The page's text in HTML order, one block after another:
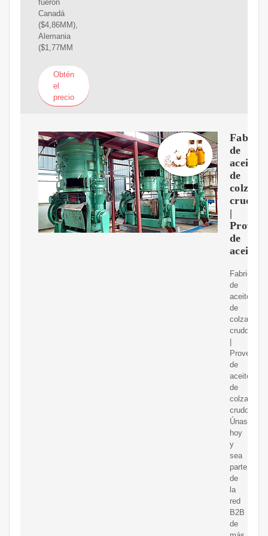
fueron
Canadá
($4,86MM),
Alemania
($1,77MM
Obtén
el
precio
de
aceite
de
colza
crudo
|
de
aceite
de
aceite
de
colza
crudo
de
aceite
de
colza
crudo
Únase
hoy
y
sea
parte
de
la
red
B2B
de